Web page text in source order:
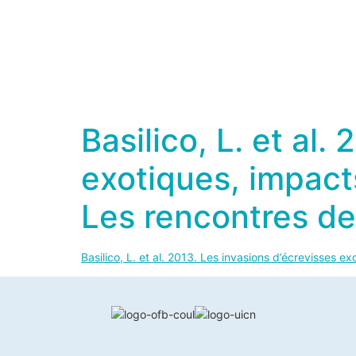
Basilico, L. et al.
exotiques,
Les rencontres
Basilico, L. et al. 2013. Les invasions d’écrevisses